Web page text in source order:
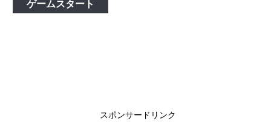
ゲームスタート
スポンサードリンク